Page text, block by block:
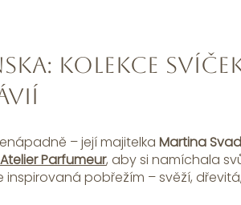
Kolekce
– její majitelka Martina
Atelier Parfumeur, aby si namíchala
pobřežím – svěží,